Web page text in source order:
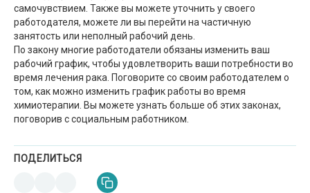
самочувствием. Также вы можете уточнить у своего
работодателя, можете ли вы перейти на частичную
занятость или неполный рабочий день.
По закону многие работодатели обязаны изменить ваш
рабочий график, чтобы удовлетворить ваши потребности во
время лечения рака. Поговорите со своим работодателем о
том, как можно изменить график работы во время
химиотерапии. Вы можете узнать больше об этих законах,
поговорив с социальным работником.
ПОДЕЛИТЬСЯ